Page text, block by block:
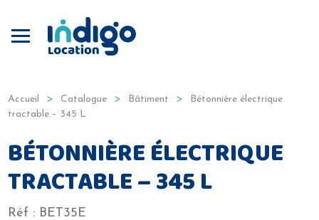
Accueil Catalogue Bâtiment
Bétonnière électrique
tractable – 345 L
BÉTONNIÈRE ÉLECTRIQUE
TRACTABLE – 345 L
Réf : BET35E